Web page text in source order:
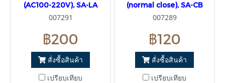
(AC100-220V), SA-LA
007291
฿200
สั่งซื้อสินค้า
เปรียบเทียบ
(normal close), SA-CB
007289
฿120
สั่งซื้อสินค้า
เปรียบเทียบ